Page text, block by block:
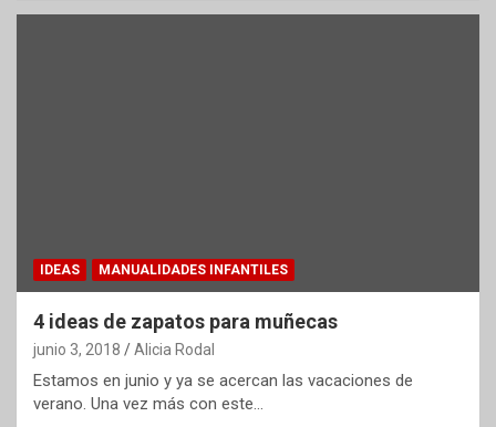
IDEAS MANUALIDADES INFANTILES
4 ideas de zapatos para muñecas
junio 3, 2018 Alicia Rodal
Estamos en junio y ya se acercan las vacaciones de
verano. Una vez más con este…